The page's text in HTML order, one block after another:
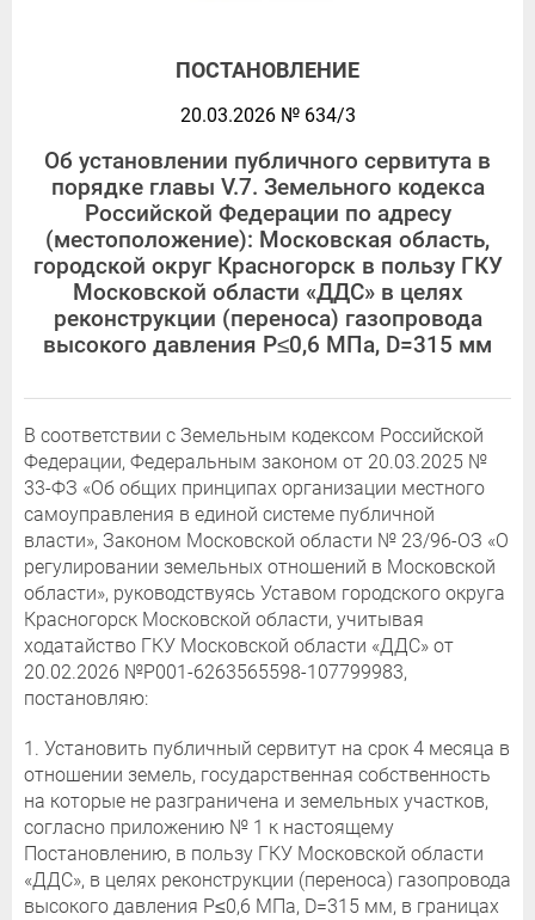
ПОСТАНОВЛЕНИЕ
20.03.2026 № 634/3
Об установлении публичного сервитута в
порядке главы V.7. Земельного кодекса
Российской Федерации по адресу
(местоположение): Московская область,
городской округ Красногорск в пользу ГКУ
Московской области «ДДС» в целях
реконструкции (переноса) газопровода
высокого давления Р≤0,6 МПа, D=315 мм
В соответствии с Земельным кодексом Российской
Федерации, Федеральным законом от 20.03.2025 №
33-ФЗ «Об общих принципах организации местного
самоуправления в единой системе публичной
власти», Законом Московской области № 23/96-ОЗ «О
регулировании земельных отношений в Московской
области», руководствуясь Уставом городского округа
Красногорск Московской области, учитывая
ходатайство ГКУ Московской области «ДДС» от
20.02.2026 №P001-6263565598-107799983,
постановляю:
1. Установить публичный сервитут на срок 4 месяца в
отношении земель, государственная собственность
на которые не разграничена и земельных участков,
согласно приложению № 1 к настоящему
Постановлению, в пользу ГКУ Московской области
«ДДС», в целях реконструкции (переноса) газопровода
высокого давления Р≤0,6 МПа, D=315 мм, в границах